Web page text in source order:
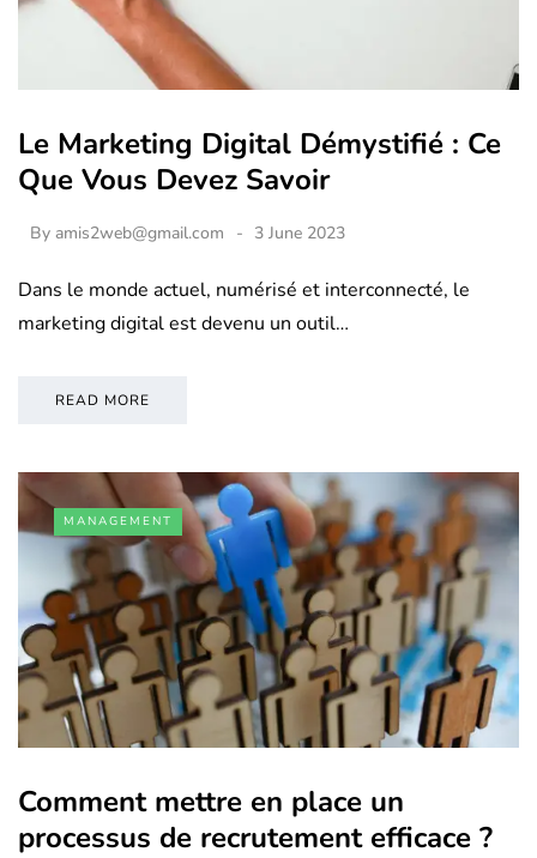
Le Marketing Digital Démystifié : Ce
Que Vous Devez Savoir
By amis2web@gmail.com 3 June 2023
Dans le monde actuel, numérisé et interconnecté, le
marketing digital est devenu un outil…
READ MORE
MANAGEMENT
Comment mettre en place un
processus de recrutement efficace ?